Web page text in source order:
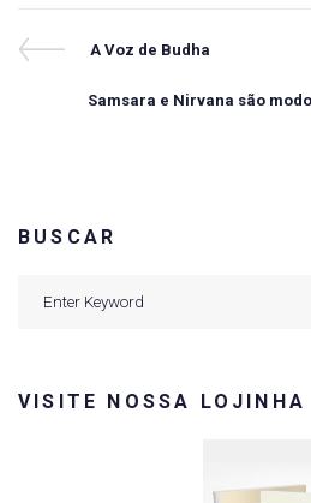
Navegação
Previous
A Voz de Budha
Next
Samsara e Nirvana são
BUSCAR
VISITE NOSSA LOJINHA